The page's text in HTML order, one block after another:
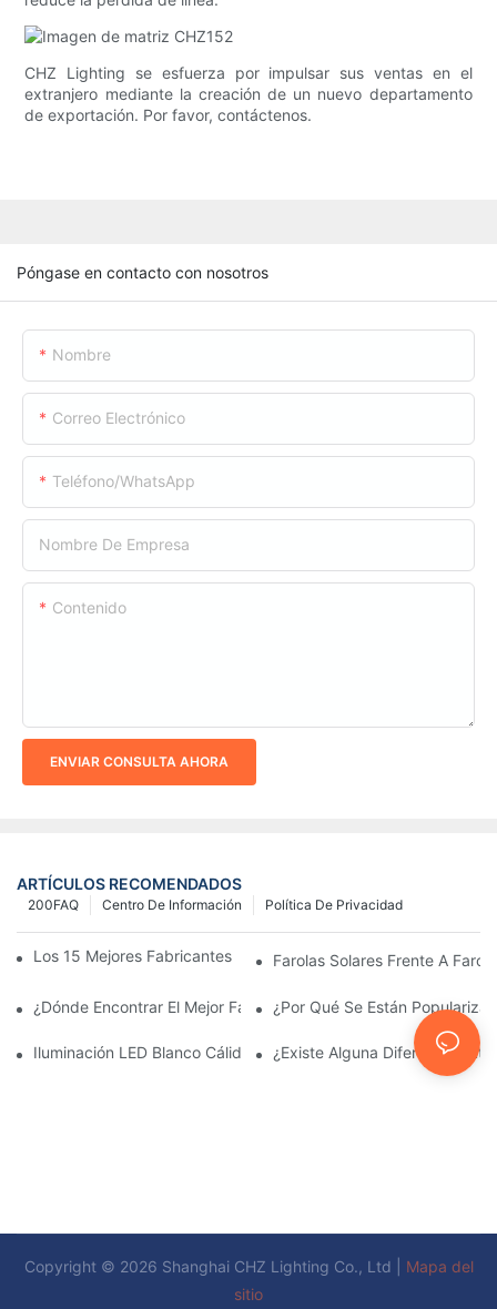
CHZ Lighting se esfuerza por impulsar sus ventas en el
extranjero mediante la creación de un nuevo departamento
de exportación. Por favor, contáctenos.
Póngase en contacto con nosotros
Nombre
Correo Electrónico
Teléfono/WhatsApp
Nombre De Empresa
Contenido
ENVIAR CONSULTA AHORA
ARTÍCULOS RECOMENDADOS
Política De Privacidad
Centro De Información
200FAQ
Los 15 Mejores Fabricantes De Farolas Solares Del Mundo
Farolas Solares Frente A
¿Dónde Encontrar El Mejor Fabricante De Farolas Solares?
¿Por Qué Se Están
Iluminación LED Blanco Cálido Vs. Blanco Suave
¿Existe Alguna Diferencia
Copyright © 2026 Shanghai CHZ Lighting Co., Ltd |
Mapa del
sitio